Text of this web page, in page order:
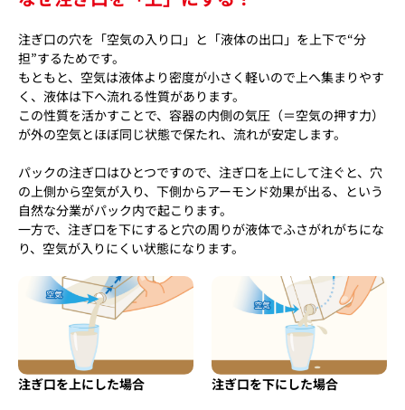
注ぎ口の穴を「空気の入り口」と「液体の出口」を上下で“分
担”するためです。
もともと、空気は液体より密度が小さく軽いので上へ集まりやす
く、液体は下へ流れる性質があります。
この性質を活かすことで、容器の内側の気圧（＝空気の押す力）
が外の空気とほぼ同じ状態で保たれ、流れが安定します。
パックの注ぎ口はひとつですので、注ぎ口を上にして注ぐと、穴
の上側から空気が入り、下側からアーモンド効果が出る、という
自然な分業がパック内で起こります。
一方で、注ぎ口を下にすると穴の周りが液体でふさがれがちにな
り、空気が入りにくい状態になります。
注ぎ口を上にした場合 注ぎ口を下にした場合